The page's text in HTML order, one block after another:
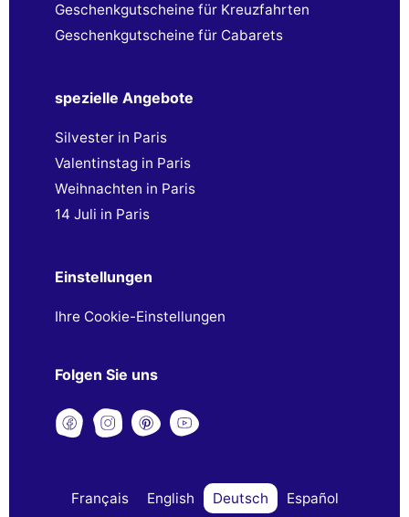
Geschenkgutscheine für Kreuzfahrten
Geschenkgutscheine für Cabarets
spezielle Angebote
Silvester in Paris
Valentinstag in Paris
Weihnachten in Paris
14 Juli in Paris
Einstellungen
Ihre Cookie-Einstellungen
Folgen Sie uns
Français English Deutsch Español